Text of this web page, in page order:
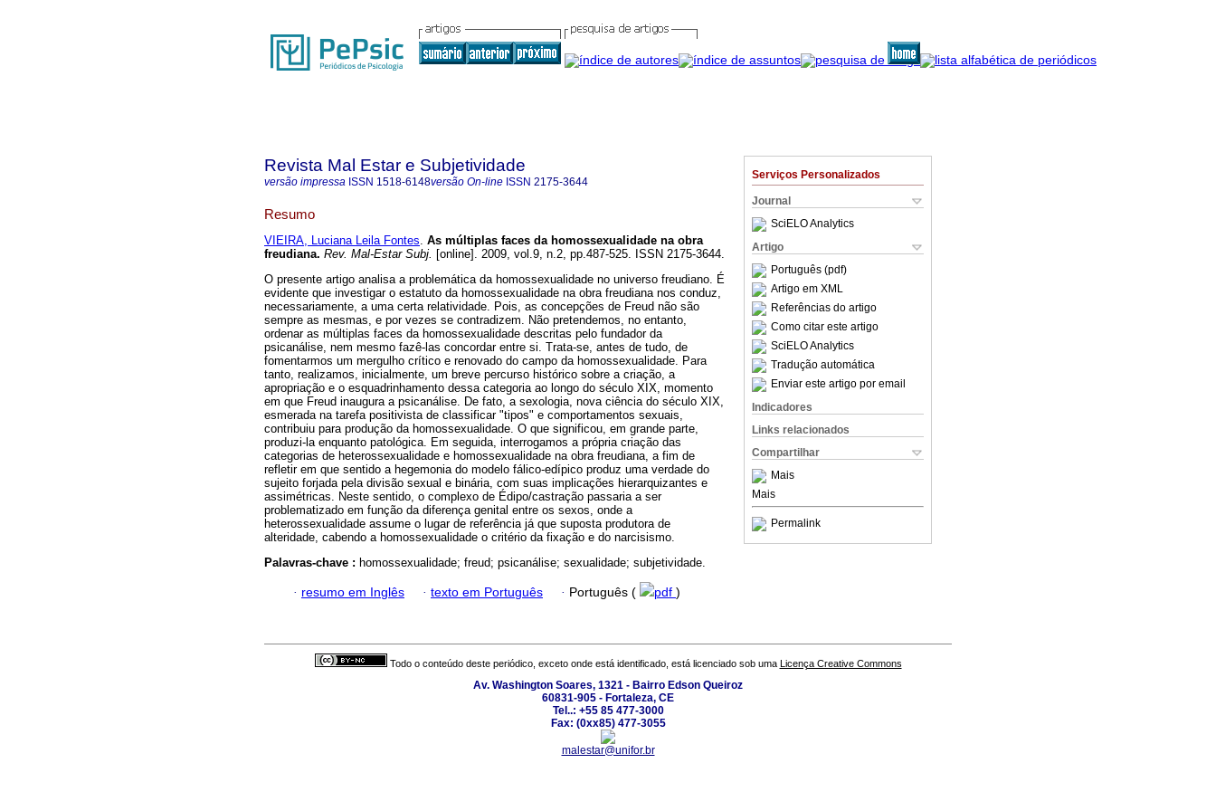
Serviços Personalizados
Journal
SciELO Analytics
Artigo
Português (pdf)
Artigo em XML
Referências do artigo
Como citar este artigo
SciELO Analytics
Tradução automática
Enviar este artigo por email
Indicadores
Links relacionados
Compartilhar
Mais
Mais
Permalink
Revista Mal Estar e Subjetividade
versão impressa ISSN 1518-6148versão On-line ISSN 2175-3644
Resumo
VIEIRA, Luciana Leila Fontes. As múltiplas faces da homossexualidade na obra
freudiana. Rev. Mal-Estar Subj. [online]. 2009, vol.9, n.2, pp.487-525. ISSN 2175-3644.
O presente artigo analisa a problemática da homossexualidade no universo freudiano. É
evidente que investigar o estatuto da homossexualidade na obra freudiana nos conduz,
necessariamente, a uma certa relatividade. Pois, as concepções de Freud não são
sempre as mesmas, e por vezes se contradizem. Não pretendemos, no entanto,
ordenar as múltiplas faces da homossexualidade descritas pelo fundador da
psicanálise, nem mesmo fazê-las concordar entre si. Trata-se, antes de tudo, de
fomentarmos um mergulho crítico e renovado do campo da homossexualidade. Para
tanto, realizamos, inicialmente, um breve percurso histórico sobre a criação, a
apropriação e o esquadrinhamento dessa categoria ao longo do século XIX, momento
em que Freud inaugura a psicanálise. De fato, a sexologia, nova ciência do século XIX,
esmerada na tarefa positivista de classificar "tipos" e comportamentos sexuais,
contribuiu para produção da homossexualidade. O que significou, em grande parte,
produzi-la enquanto patológica. Em seguida, interrogamos a própria criação das
categorias de heterossexualidade e homossexualidade na obra freudiana, a fim de
refletir em que sentido a hegemonia do modelo fálico-edípico produz uma verdade do
sujeito forjada pela divisão sexual e binária, com suas implicações hierarquizantes e
assimétricas. Neste sentido, o complexo de Édipo/castração passaria a ser
problematizado em função da diferença genital entre os sexos, onde a
heterossexualidade assume o lugar de referência já que suposta produtora de
alteridade, cabendo a homossexualidade o critério da fixação e do narcisismo.
Palavras-chave : homossexualidade; freud; psicanálise; sexualidade; subjetividade.
· resumo em Inglês · texto em Português · Português ( pdf )
Todo o conteúdo deste periódico, exceto onde está identificado, está licenciado sob uma Licença Creative Commons
Av. Washington Soares, 1321 - Bairro Edson Queiroz
60831-905 - Fortaleza, CE
Tel..: +55 85 477-3000
Fax: (0xx85) 477-3055
malestar@unifor.br